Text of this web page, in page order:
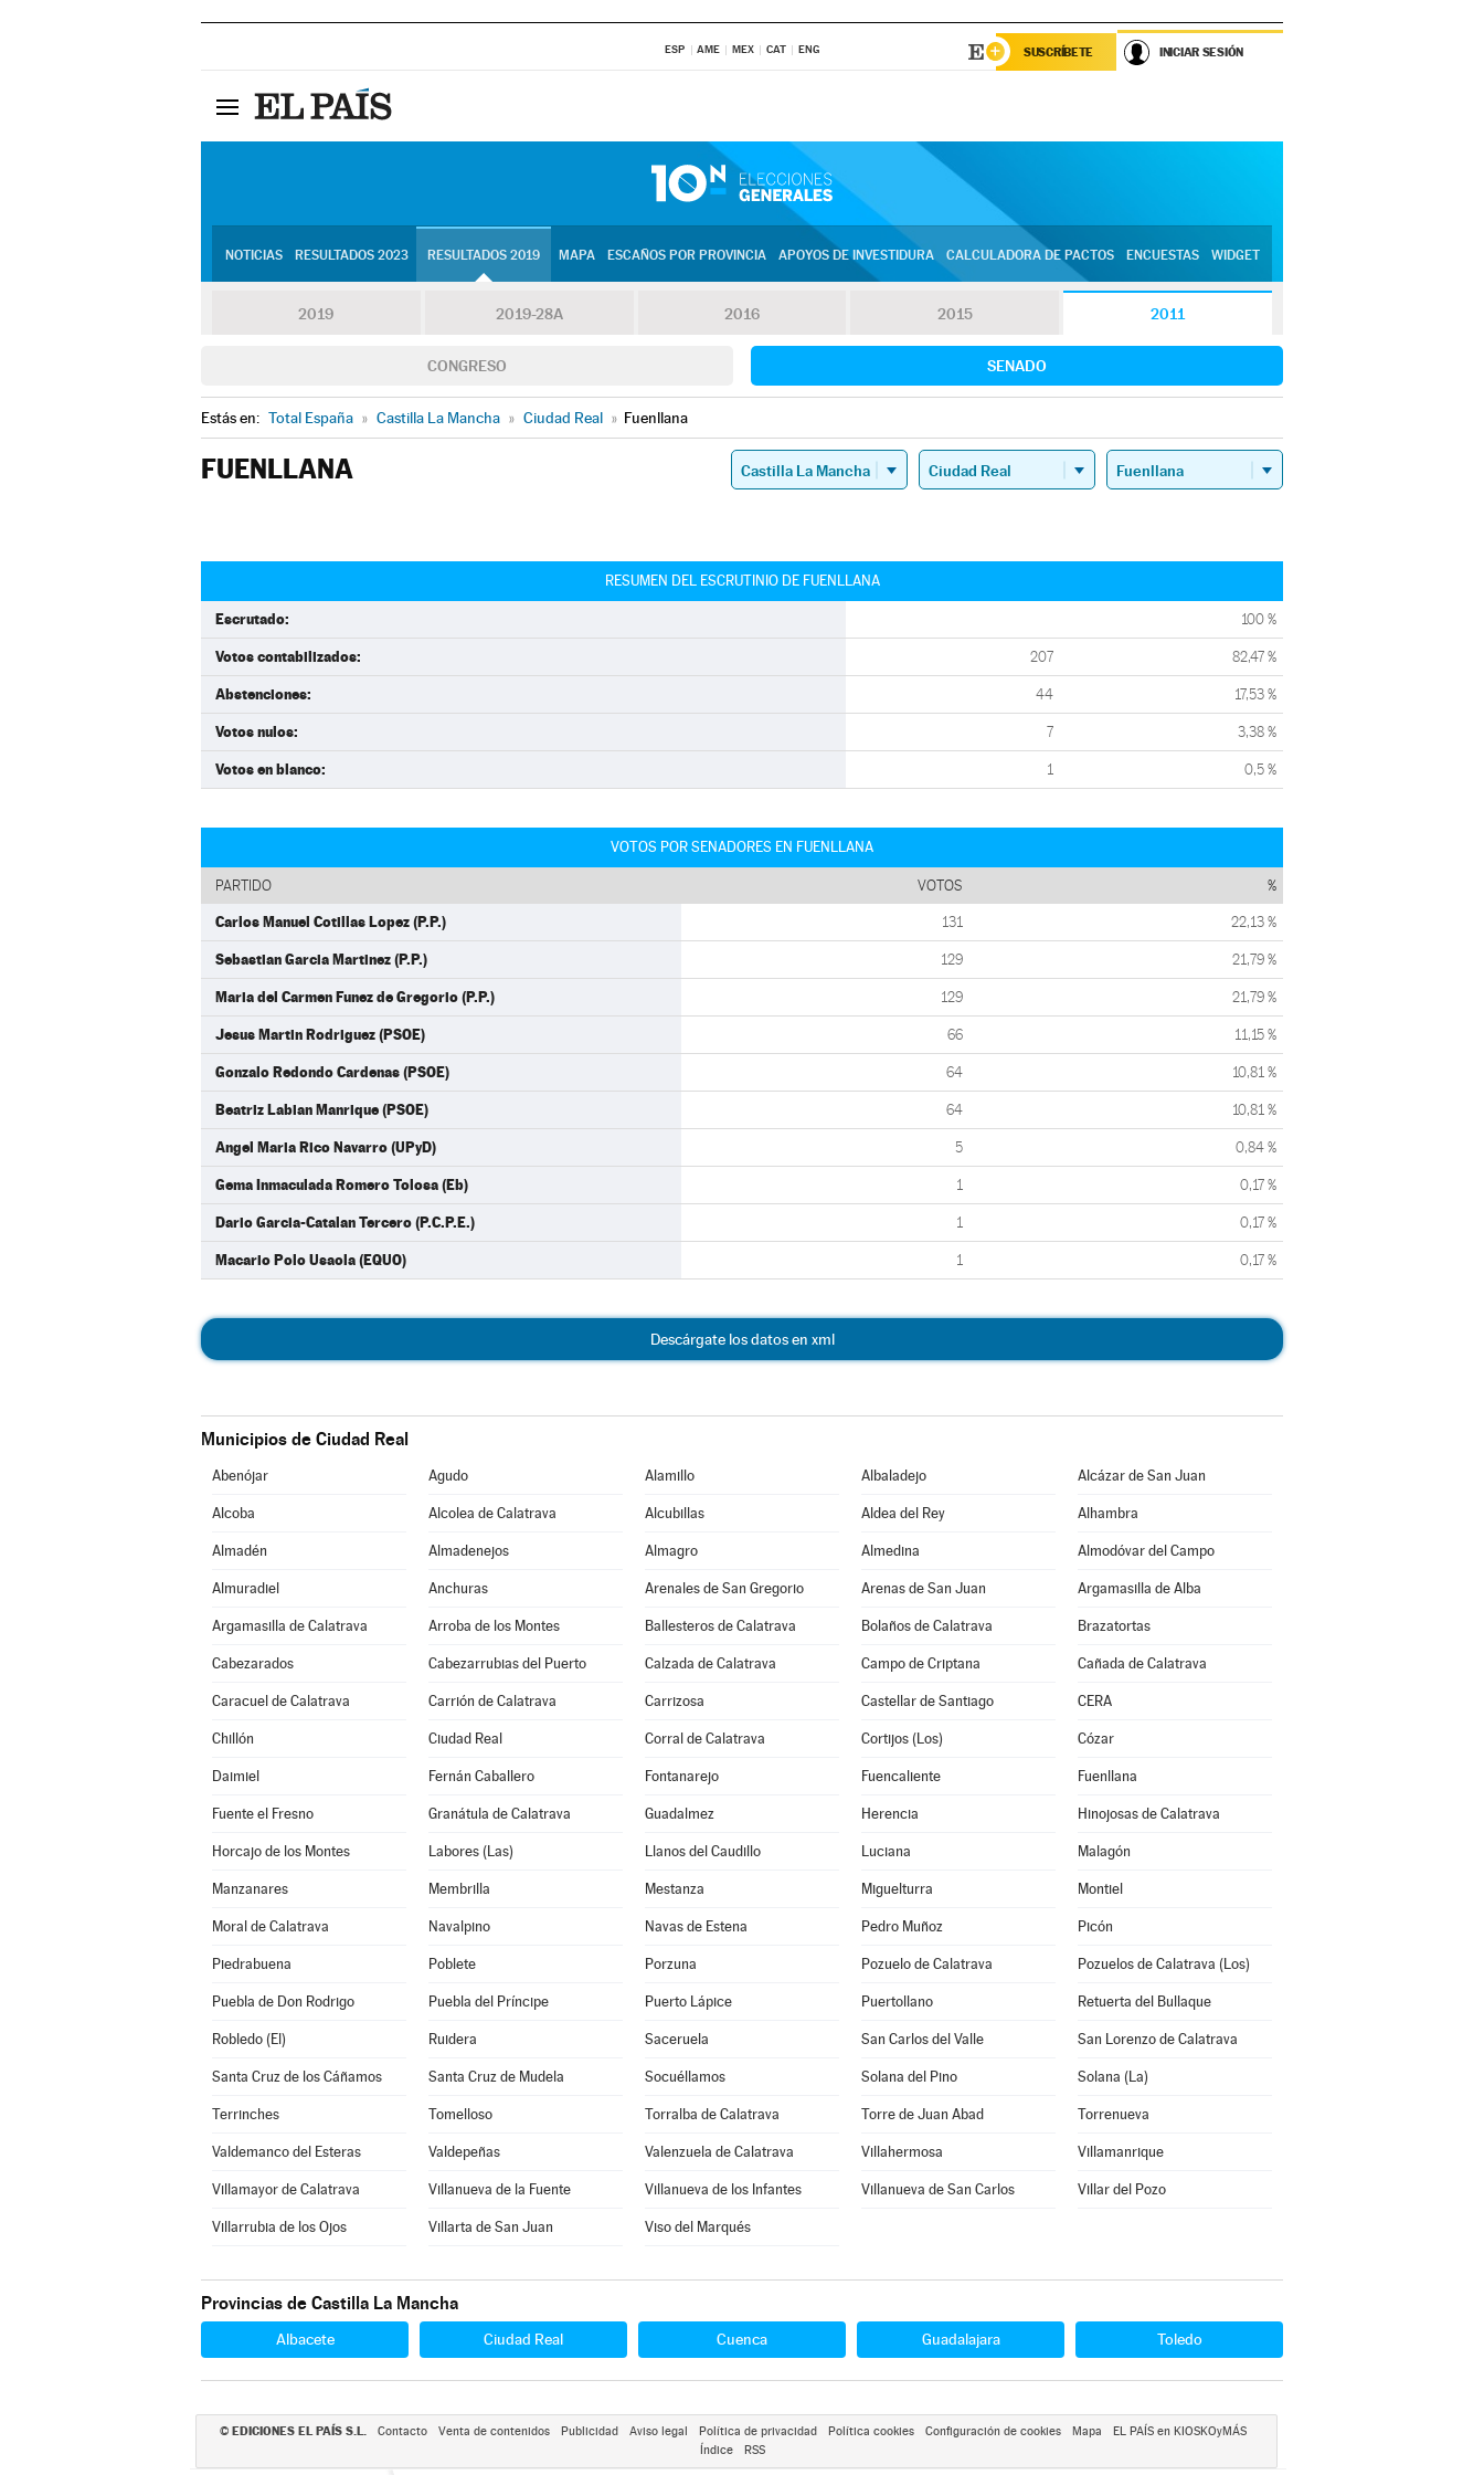
ESP AME MEX CAT ENG SUSCRÍBETE INICIAR SESIÓN
NOTICIAS RESULTADOS 2023 RESULTADOS 2019 MAPA ESCAÑOS POR PROVINCIA APOYOS DE INVESTIDURA CALCULADORA DE PACTOS ENCUESTAS WIDGET
2019 2019-28A 2016 2015 2011
CONGRESO SENADO
Estás en: Total España » Castilla La Mancha » Ciudad Real » Fuenllana
FUENLLANA
RESUMEN DEL ESCRUTINIO DE FUENLLANA
Escrutado: 100 %
Votos contabilizados: 207 82,47 %
Abstenciones: 44 17,53 %
Votos nulos: 7 3,38 %
Votos en blanco: 1 0,5 %
VOTOS POR SENADORES EN FUENLLANA
PARTIDO VOTOS %
Carlos Manuel Cotillas Lopez (P.P.) 131 22,13 %
Sebastian Garcia Martinez (P.P.) 129 21,79 %
Maria del Carmen Funez de Gregorio (P.P.) 129 21,79 %
Jesus Martin Rodriguez (PSOE) 66 11,15 %
Gonzalo Redondo Cardenas (PSOE) 64 10,81 %
Beatriz Labian Manrique (PSOE) 64 10,81 %
Angel Maria Rico Navarro (UPyD) 5 0,84 %
Gema Inmaculada Romero Tolosa (Eb) 1 0,17 %
Dario Garcia-Catalan Tercero (P.C.P.E.) 1 0,17 %
Macario Polo Usaola (EQUO) 1 0,17 %
Descárgate los datos en xml
Municipios de Ciudad Real
Abenójar Agudo Alamillo Albaladejo Alcázar de San Juan
Alcoba Alcolea de Calatrava Alcubillas Aldea del Rey Alhambra
Almadén Almadenejos Almagro Almedina Almodóvar del Campo
Almuradiel Anchuras Arenales de San Gregorio Arenas de San Juan Argamasilla de Alba
Argamasilla de Calatrava Arroba de los Montes Ballesteros de Calatrava Bolaños de Calatrava Brazatortas
Cabezarados Cabezarrubias del Puerto Calzada de Calatrava Campo de Criptana Cañada de Calatrava
Caracuel de Calatrava Carrión de Calatrava Carrizosa Castellar de Santiago CERA
Chillón Ciudad Real Corral de Calatrava Cortijos (Los) Cózar
Daimiel Fernán Caballero Fontanarejo Fuencaliente Fuenllana
Fuente el Fresno Granátula de Calatrava Guadalmez Herencia Hinojosas de Calatrava
Horcajo de los Montes Labores (Las) Llanos del Caudillo Luciana Malagón
Manzanares Membrilla Mestanza Miguelturra Montiel
Moral de Calatrava Navalpino Navas de Estena Pedro Muñoz Picón
Piedrabuena Poblete Porzuna Pozuelo de Calatrava Pozuelos de Calatrava (Los)
Puebla de Don Rodrigo Puebla del Príncipe Puerto Lápice Puertollano Retuerta del Bullaque
Robledo (El) Ruidera Saceruela San Carlos del Valle San Lorenzo de Calatrava
Santa Cruz de los Cáñamos Santa Cruz de Mudela Socuéllamos Solana del Pino Solana (La)
Terrinches Tomelloso Torralba de Calatrava Torre de Juan Abad Torrenueva
Valdemanco del Esteras Valdepeñas Valenzuela de Calatrava Villahermosa Villamanrique
Villamayor de Calatrava Villanueva de la Fuente Villanueva de los Infantes Villanueva de San Carlos Villar del Pozo
Villarrubia de los Ojos Villarta de San Juan Viso del Marqués
Provincias de Castilla La Mancha
Albacete Ciudad Real Cuenca Guadalajara Toledo
© EDICIONES EL PAÍS S.L. Contacto Venta de contenidos Publicidad Aviso legal Política de privacidad Política cookies Configuración de cookies Mapa
EL PAÍS en KIOSKOyMÁS
Índice
RSS